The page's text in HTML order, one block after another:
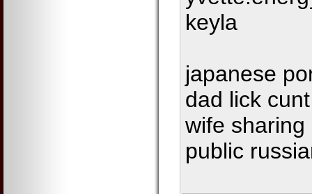
keyla
japanese
dad lick
wife
public